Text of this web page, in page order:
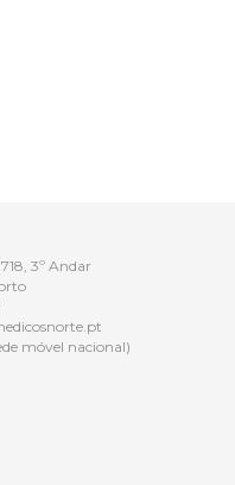
3º Andar
móvel nacional)